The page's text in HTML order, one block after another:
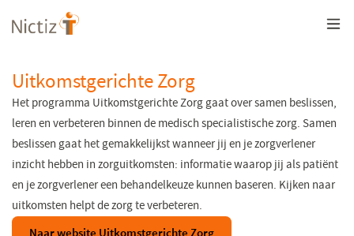
Overslaan
en
gaan
Uitkomstgerichte Zorg
Het programma Uitkomstgerichte Zorg gaat over samen beslissen,
leren en verbeteren binnen de medisch specialistische zorg. Samen
beslissen gaat het gemakkelijkst wanneer jij en je zorgverlener
inzicht hebben in zorguitkomsten: informatie waarop jij als patiënt
en je zorgverlener een behandelkeuze kunnen baseren. Kijken naar
uitkomsten helpt de zorg te verbeteren.
Naar website Uitkomstgerichte Zorg(opent